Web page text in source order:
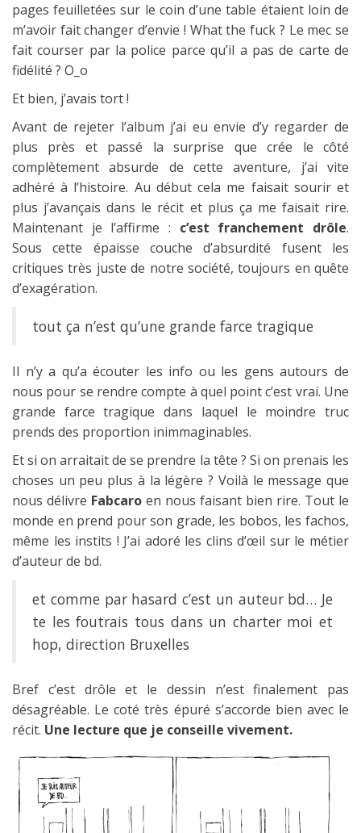
pages feuilletées sur le coin d’une table étaient loin de
m’avoir fait changer d’envie ! What the fuck ? Le mec se
fait courser par la police parce qu’il a pas de carte de
fidélité ? O_o
Et bien, j’avais tort !
Avant de rejeter l’album j’ai eu envie d’y regarder de
plus près et passé la surprise que crée le côté
complètement absurde de cette aventure, j’ai vite
adhéré à l’histoire. Au début cela me faisait sourir et
plus j’avançais dans le récit et plus ça me faisait rire.
Maintenant je l’affirme : c’est franchement drôle.
Sous cette épaisse couche d’absurdité fusent les
critiques très juste de notre société, toujours en quête
d’exagération.
tout ça n’est qu’une grande farce tragique
Il n’y a qu’a écouter les info ou les gens autours de
nous pour se rendre compte à quel point c’est vrai. Une
grande farce tragique dans laquel le moindre truc
prends des proportion inimmaginables.
Et si on arraitait de se prendre la tête ? Si on prenais les
choses un peu plus à la légère ? Voilà le message que
nous délivre Fabcaro en nous faisant bien rire. Tout le
monde en prend pour son grade, les bobos, les fachos,
même les instits ! J’ai adoré les clins d’œil sur le métier
d’auteur de bd.
et comme par hasard c’est un auteur bd… Je
te les foutrais tous dans un charter moi et
hop, direction Bruxelles
Bref c’est drôle et le dessin n’est finalement pas
désagréable. Le coté très épuré s’accorde bien avec le
récit. Une lecture que je conseille vivement.